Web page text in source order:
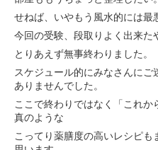
せねば、いやもう風水的には最
今回の受験、段取りよく出来た
とりあえず無事終わりました。
スケジュール的にみなさんに
ありませんでした。
ここで終わりではなく「これ
真のような
こってり薬膳度の高いレシピも